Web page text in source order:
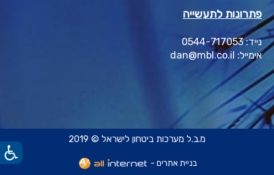
פתרונות לתעשייה
נייד: 0544-717053
אימייל: dan@mbl.co.il
מ.ב.ל מערכות ביטחון לישראל © 2019
בניית אתרים -